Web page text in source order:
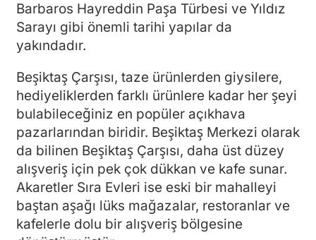
Barbaros Hayreddin Paşa Türbesi ve Yıldız
Sarayı gibi önemli tarihi yapılar da
yakındadır.
Beşiktaş Çarşısı, taze ürünlerden giysilere,
hediyeliklerden farklı ürünlere kadar her şeyi
bulabileceğiniz en popüler açıkhava
pazarlarından biridir. Beşiktaş Merkezi olarak
da bilinen Beşiktaş Çarşısı, daha üst düzey
alışveriş için pek çok dükkan ve kafe sunar.
Akaretler Sıra Evleri ise eski bir mahalleyi
baştan aşağı lüks mağazalar, restoranlar ve
kafelerle dolu bir alışveriş bölgesine